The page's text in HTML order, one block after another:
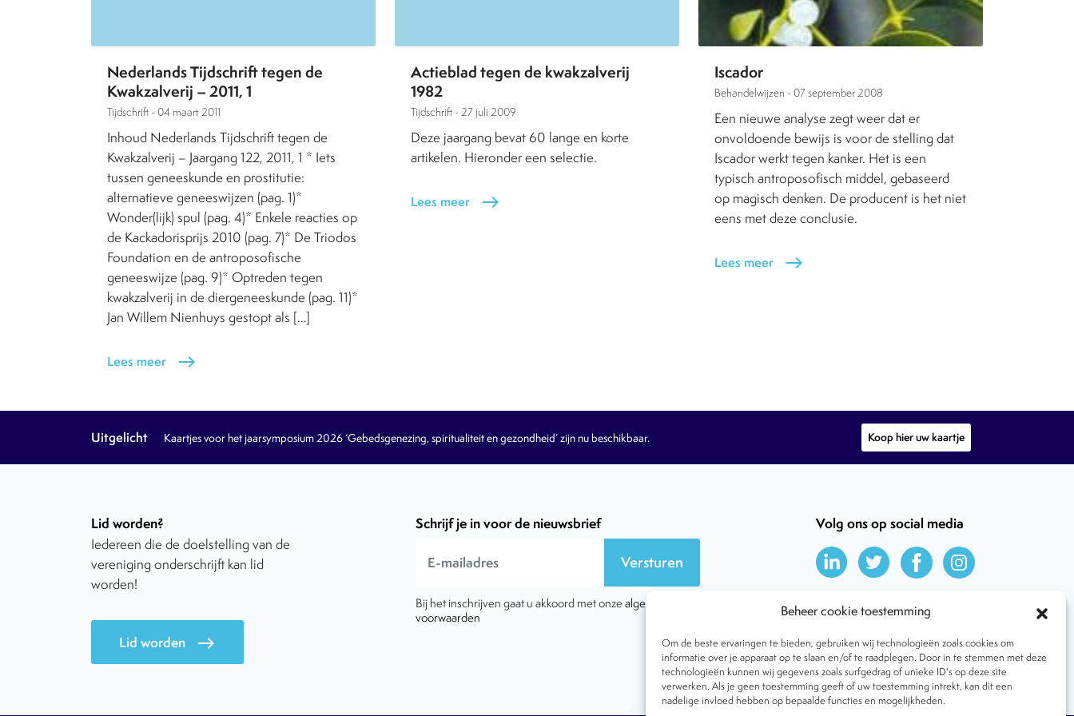
Beheer cookie toestemming
Om de beste ervaringen te bieden, gebruiken wij technologieën zoals cookies om
informatie over je apparaat op te slaan en/of te raadplegen. Door in te stemmen met deze
technologieën kunnen wij gegevens zoals surfgedrag of unieke ID's op deze site
verwerken. Als je geen toestemming geeft of uw toestemming intrekt, kan dit een
nadelige invloed hebben op bepaalde functies en mogelijkheden.
Nederlands Tijdschrift tegen de
Kwakzalverij – 2011, 1
Tijdschrift - 04 maart 2011
Inhoud Nederlands Tijdschrift tegen de
Kwakzalverij – Jaargang 122, 2011, 1 * Iets
tussen geneeskunde en prostitutie:
alternatieve geneeswijzen (pag. 1)*
Wonder(lijk) spul (pag. 4)* Enkele reacties op
de Kackadorisprijs 2010 (pag. 7)* De Triodos
Foundation en de antroposofische
geneeswijze (pag. 9)* Optreden tegen
kwakzalverij in de diergeneeskunde (pag. 11)*
Jan Willem Nienhuys gestopt als […]
Lees meer east
Actieblad tegen de kwakzalverij
1982
Tijdschrift - 27 juli 2009
Deze jaargang bevat 60 lange en korte
artikelen. Hieronder een selectie.
Lees meer east
Iscador
Behandelwijzen - 07 september 2008
Een nieuwe analyse zegt weer dat er
onvoldoende bewijs is voor de stelling dat
Iscador werkt tegen kanker. Het is een
typisch antroposofisch middel, gebaseerd
op magisch denken. De producent is het niet
eens met deze conclusie.
Lees meer east
Uitgelicht Kaartjes voor het jaarsymposium 2026 ‘Gebedsgenezing, spiritualiteit en gezondheid’ zijn nu beschikbaar. Koop hier uw kaartje
Lid worden?
Iedereen die de doelstelling van de
vereniging onderschrijft kan lid
worden!
Lid worden east
Schrijf je in voor de nieuwsbrief
Versturen
Bij het inschrijven gaat u akkoord met onze algemene
voorwaarden
Volg ons op social media